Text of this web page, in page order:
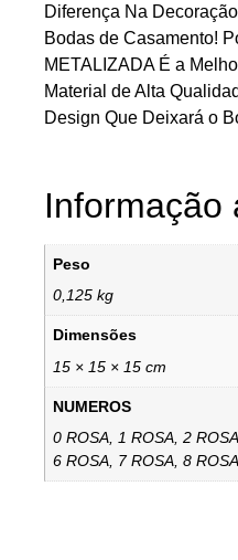
Diferença Na
Bodas de Casamento!
METALIZADA É a
Material de Alta
Design Que Deixará o
Informação
Peso
0,125 kg
Dimensões
15 × 15 × 15 cm
NUMEROS
0 ROSA, 1 ROSA, 2
6 ROSA, 7 ROSA, 8